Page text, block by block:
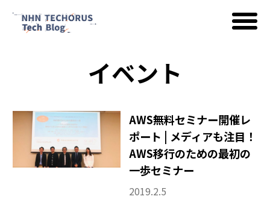
Google Cloud
イベント
イベント
AWS無料セミナー開催レ
ポート | メディアも注目！
AWS移行のための最初の
一歩セミナー
2019.2.5